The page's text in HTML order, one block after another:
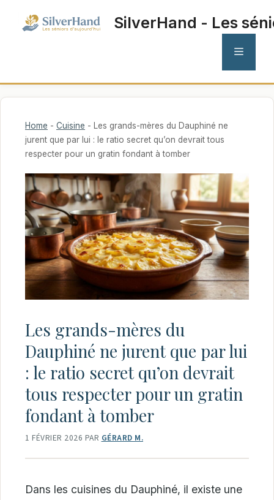
SilverHand - Les
MENU
Home - Cuisine - Les grands-mères du Dauphiné ne
jurent que par lui : le ratio secret qu’on devrait tous
respecter pour un gratin fondant à tomber
Les grands-mères du
Dauphiné ne jurent que par lui
: le ratio secret qu’on devrait
tous respecter pour un gratin
fondant à tomber
1 FÉVRIER 2026 PAR GÉRARD M.
Dans les cuisines du Dauphiné, il existe une